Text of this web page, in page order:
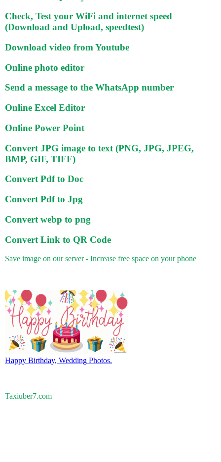
Check, Test your WiFi and internet speed
(Download and Upload, speedtest)
Download video from Youtube
Online photo editor
Send a message to the WhatsApp number
Online Excel Editor
Online Power Point
Convert JPG image to text (PNG, JPG, JPEG,
BMP, GIF, TIFF)
Convert Pdf to Doc
Convert Pdf to Jpg
Convert webp to png
Convert Link to QR Code
Save image on our server - Increase free space on your phone
Happy Birthday, Wedding Photos.
Taxiuber7.com